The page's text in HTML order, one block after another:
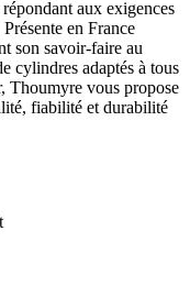
aux exigences
en France
son savoir-faire au
cylindres adaptés à tous
Thoumyre vous propose
fiabilité et durabilité